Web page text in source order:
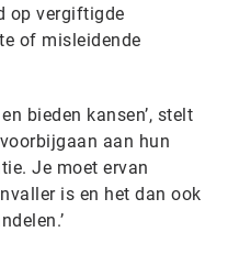
op vergiftigde
of misleidende
bieden kansen’, stelt
aan hun
Je moet ervan
is en het dan ook